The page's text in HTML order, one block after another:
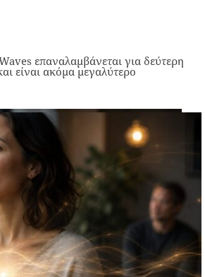
επαναλαμβάνεται για δεύτερη
είναι ακόμα μεγαλύτερο